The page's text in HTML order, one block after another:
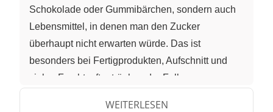
Schokolade oder Gummibärchen, sondern auch
Lebensmittel, in denen man den Zucker
überhaupt nicht erwarten würde. Das ist
besonders bei Fertigprodukten, Aufschnitt und
vielen Fruchtsaftgetränken der Fall.
Warum benötigen wir also Zuckerersatzstoffe?
WEITERLESEN